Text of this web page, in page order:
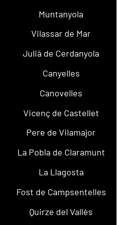
Muntanyola
Vilassar de Mar
Julià de Cerdanyola
Canyelles
Canovelles
Vicenç de Castellet
Pere de Vilamajor
La Pobla de Claramunt
La Llagosta
Fost de Campsentelles
Quirze del Vallès